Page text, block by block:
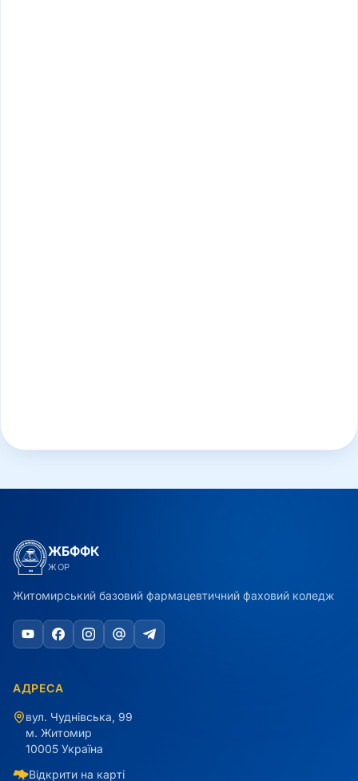
ЖБФФК
ЖОР
Житомирський базовий фармацевтичний фаховий коледж
АДРЕСА
вул. Чуднівська, 99
м. Житомир
10005 Україна
Відкрити на карті